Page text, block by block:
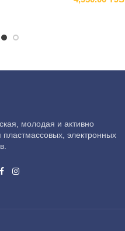
молодая и активно
электронных